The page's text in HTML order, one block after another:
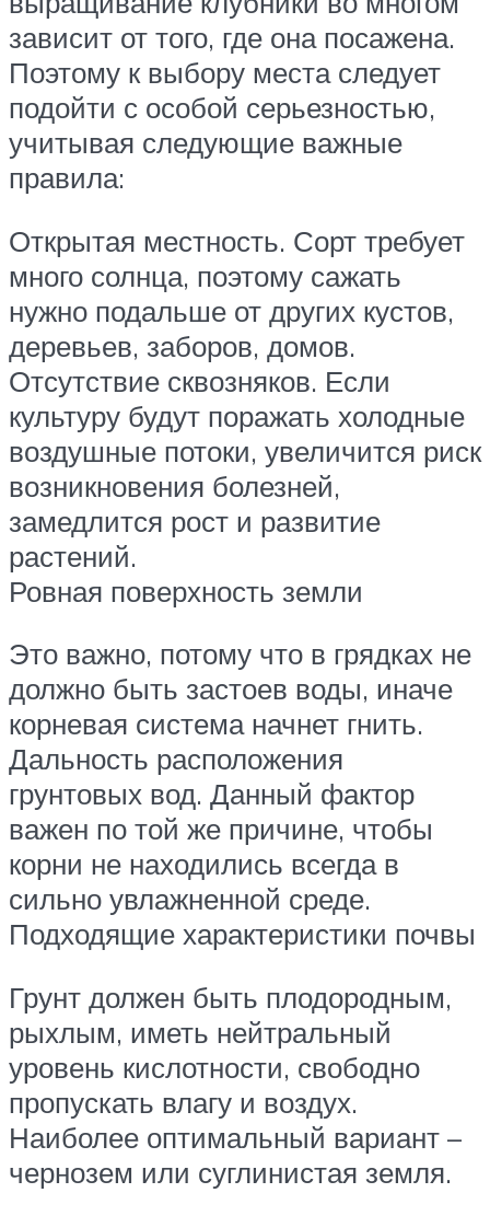
зависит от того, где она посажена.
Поэтому к выбору места следует
подойти с особой серьезностью,
учитывая следующие важные
правила:
Открытая местность. Сорт требует
много солнца, поэтому сажать
нужно подальше от других кустов,
деревьев, заборов, домов.
Отсутствие сквозняков. Если
культуру будут поражать холодные
воздушные потоки, увеличится риск
возникновения болезней,
замедлится рост и развитие
растений.
Ровная поверхность земли
Это важно, потому что в грядках не
должно быть застоев воды, иначе
корневая система начнет гнить.
Дальность расположения
грунтовых вод. Данный фактор
важен по той же причине, чтобы
корни не находились всегда в
сильно увлажненной среде.
Подходящие характеристики почвы
Грунт должен быть плодородным,
рыхлым, иметь нейтральный
уровень кислотности, свободно
пропускать влагу и воздух.
Наиболее оптимальный вариант –
чернозем или суглинистая земля.